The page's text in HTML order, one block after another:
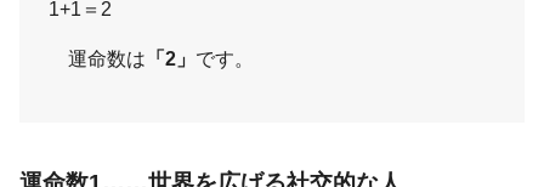
1+1＝2
運命数は 「2」 です。